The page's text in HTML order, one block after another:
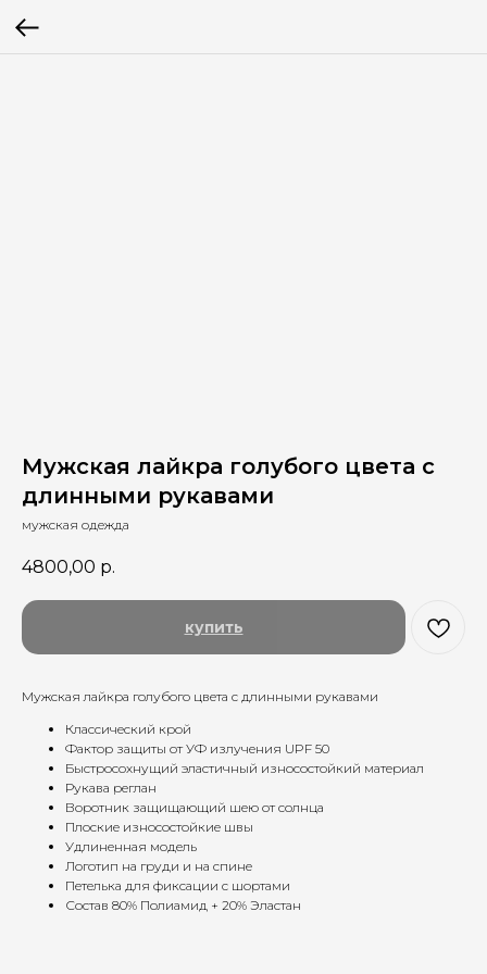
Мужская лайкра голубого цвета с
длинными рукавами
мужская одежда
4800,00 р.
купить
Мужская лайкра голубого цвета с длинными рукавами
Классический крой
Фактор защиты от УФ излучения UPF 50
Быстросохнущий эластичный износостойкий материал
Рукава реглан
Воротник защищающий шею от солнца
Плоские износостойкие швы
Удлиненная модель
Логотип на груди и на спине
Петелька для фиксации с шортами
Состав 80% Полиамид + 20% Эластан